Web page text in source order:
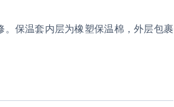
保温套内层为橡塑保温棉，外层包裹